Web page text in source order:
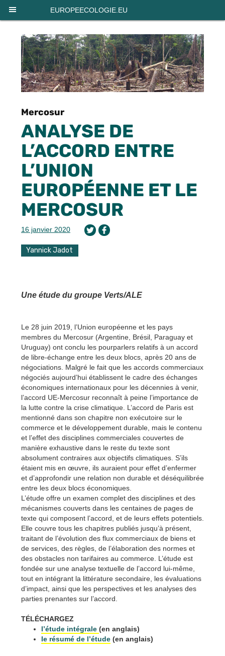
EUROPEECOLOGIE.EU
Mercosur
ANALYSE DE
L’ACCORD ENTRE
L’UNION
EUROPÉENNE ET LE
MERCOSUR
16 janvier 2020
Yannick Jadot
Une étude du groupe Verts/ALE
Le 28 juin 2019, l’Union européenne et les pays
membres du Mercosur (Argentine, Brésil, Paraguay et
Uruguay) ont conclu les pourparlers relatifs à un accord
de libre-échange entre les deux blocs, après 20 ans de
négociations. Malgré le fait que les accords commerciaux
négociés aujourd’hui établissent le cadre des échanges
économiques internationaux pour les décennies à venir,
l’accord UE-Mercosur reconnaît à peine l’importance de
la lutte contre la crise climatique. L’accord de Paris est
mentionné dans son chapitre non exécutoire sur le
commerce et le développement durable, mais le contenu
et l’effet des disciplines commerciales couvertes de
manière exhaustive dans le reste du texte sont
absolument contraires aux objectifs climatiques. S’ils
étaient mis en œuvre, ils auraient pour effet d’enfermer
et d’approfondir une relation non durable et déséquilibrée
entre les deux blocs économiques.
L’étude offre un examen complet des disciplines et des
mécanismes couverts dans les centaines de pages de
texte qui composent l’accord, et de leurs effets potentiels.
Elle couvre tous les chapitres publiés jusqu’à présent,
traitant de l’évolution des flux commerciaux de biens et
de services, des règles, de l’élaboration des normes et
des obstacles non tarifaires au commerce. L’étude est
fondée sur une analyse textuelle de l’accord lui-même,
tout en intégrant la littérature secondaire, les évaluations
d’impact, ainsi que les perspectives et les analyses des
parties prenantes sur l’accord.
TÉLÉCHARGEZ
l’étude intégrale (en anglais)
le résumé de l’étude (en anglais)